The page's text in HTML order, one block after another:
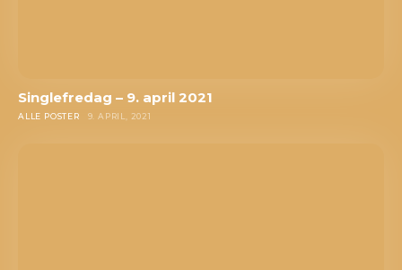
Singlefredag – 9. april 2021
ALLE POSTER 9. APRIL, 2021